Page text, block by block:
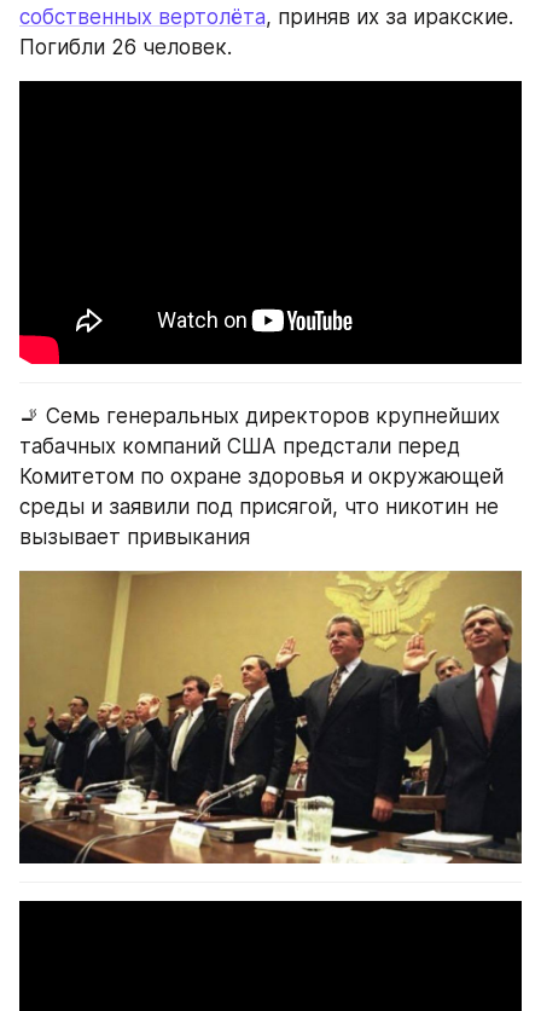
собственных вертолёта, приняв их за иракские.
Погибли 26 человек.
🚬 Семь генеральных директоров крупнейших
табачных компаний США предстали перед
Комитетом по охране здоровья и окружающей
среды и заявили под присягой, что никотин не
вызывает привыкания